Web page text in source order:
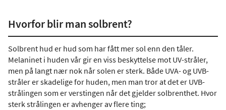
Hvorfor blir man solbrent?
Solbrent hud er hud som har fått mer sol enn den tåler.
Melaninet i huden vår gir en viss beskyttelse mot UV-stråler,
men på langt nær nok når solen er sterk. Både UVA- og UVB-
stråler er skadelige for huden, men man tror at det er UVB-
strålingen som er verstingen når det gjelder solbrenthet. Hvor
sterk strålingen er avhenger av flere ting;